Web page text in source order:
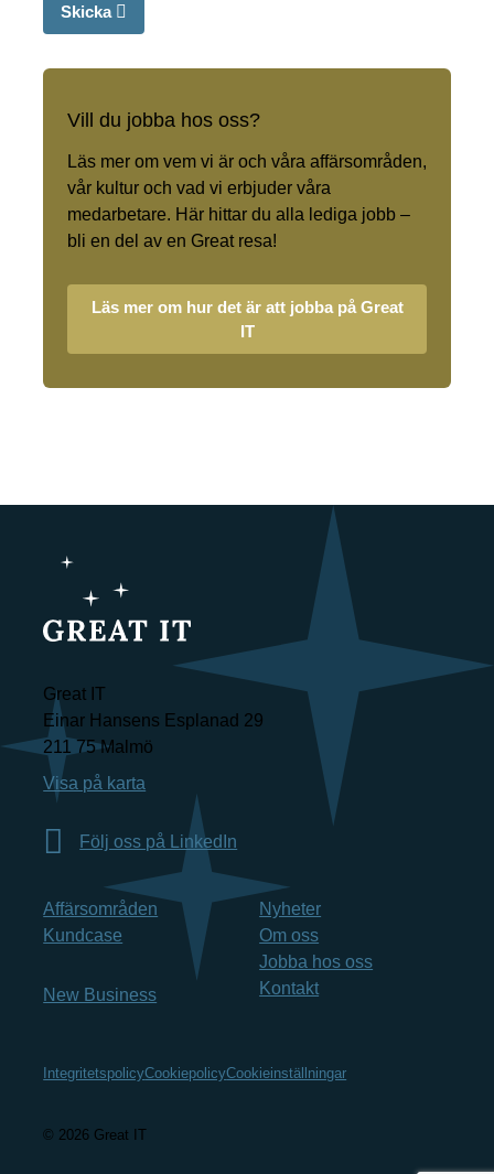
Skicka
Vill du jobba hos oss?
Läs mer om vem vi är och våra affärsområden,
vår kultur och vad vi erbjuder våra
medarbetare. Här hittar du alla lediga jobb –
bli en del av en Great resa!
Läs mer om hur det är att jobba på Great
IT
Great IT
Einar Hansens Esplanad 29
211 75 Malmö
Visa på karta
Följ oss på LinkedIn
Affärsområden
Kundcase
New Business
Nyheter
Om oss
Jobba hos oss
Kontakt
© 2026 Great IT
IntegritetspolicyCookiepolicyCookieinställningar